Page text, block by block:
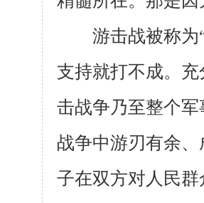
游击战被称为“
支持就打不成。
击战争乃至整个
战争中游刃有余
子在双方对人民